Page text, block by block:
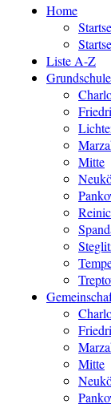
Home
Liste A-Z
Mitte
Mitte